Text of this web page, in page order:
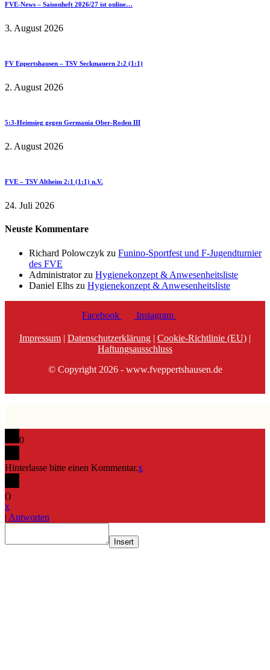
FVE-News – Saisonheft 2026/27 ist online…
3. August 2026
FV Eppertshausen – TSV Seckmauern 2:2 (1:1)
2. August 2026
5:3-Heimsieg gegen Germania Ober-Roden III
2. August 2026
FVE – TSV Altheim 2:1 (1:1) n.V.
24. Juli 2026
Neuste Kommentare
Richard Polowczyk zu Funino-Sportfest und F-Jugendturnier
des FVE
Administratorzu Hygienekonzept & Anwesenheitsliste
Daniel Elhs zu Hygienekonzept & Anwesenheitsliste
Facebook Instagram
Impressum | Datenschutzerklärung | Cookie-Richtlinie (EU) |
Haftungsausschluss
© Copyright 2026 - www.fveppertshausen.de
0
Hinterlasse bitte einen Kommentar.x
()
x
| Antworten
Insert